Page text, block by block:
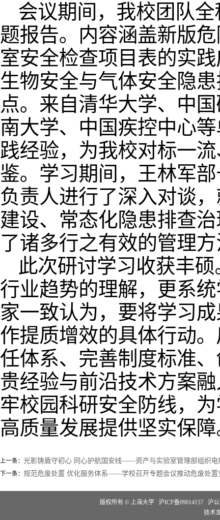
会议期间，我校团队
题报告。内容涵盖新版
室安全检查项目表的实
生物安全与气体安全隐
点。来自清华大学、中
南大学、中国疾控中心
践经验，为我校对标一
鉴。学习期间，王林军
负责人进行了深入对谈
建设、常态化隐患排查
了诸多行之有效的管理
此次研讨学习收获丰
行业趋势的理解，更系
家一致认为，要将学习
作提质增效的具体行动
任体系、完善制度标准
贵经验与前沿技术方案
牢校园科研安全防线，
高质量发展提供坚实保
上一条： 光影铸盾守初心 同心护航国安线——资产与实验室管理部组织电
下一条： 规范危废处置 优化服务体系——学校召开专题会议推动危废处置
版权所有 © 上海大学 沪ICP备09014157
沪
技术